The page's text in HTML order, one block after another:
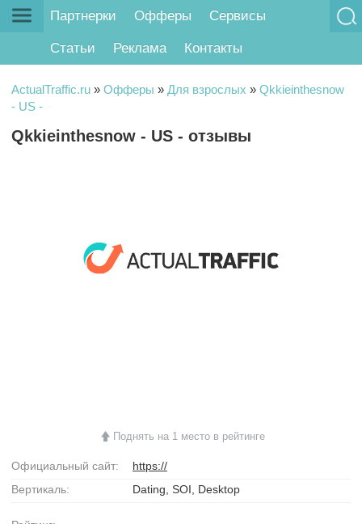
Партнерки Офферы Сервисы
Статьи Реклама Контакты
ActualTraffic.ru » Офферы » Для взрослых » Qkkieinthesnow
- US -
Qkkieinthesnow - US - отзывы
Поднять на 1 место в рейтинге
Официальный сайт:
https://
Вертикаль:
Dating, SOI, Desktop